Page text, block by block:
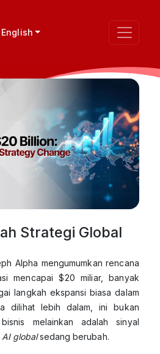
English
Strategi Global
Alpha mengumumkan rencana
mencapai $20 miliar, banyak
langkah ekspansi biasa dalam
dilihat lebih dalam, ini bukan
melainkan adalah sinyal
AI globalsedang berubah.